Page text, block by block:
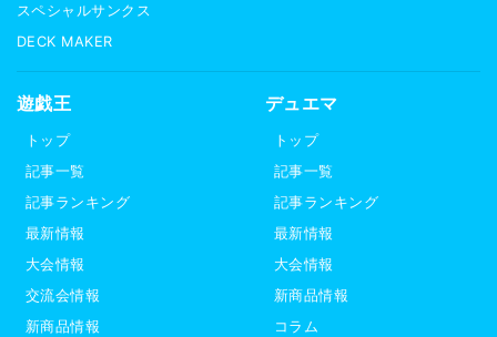
スペシャルサンクス
DECK MAKER
遊戯王
トップ
記事一覧
記事ランキング
最新情報
大会情報
交流会情報
新商品情報
デュエマ
トップ
記事一覧
記事ランキング
最新情報
大会情報
新商品情報
コラム